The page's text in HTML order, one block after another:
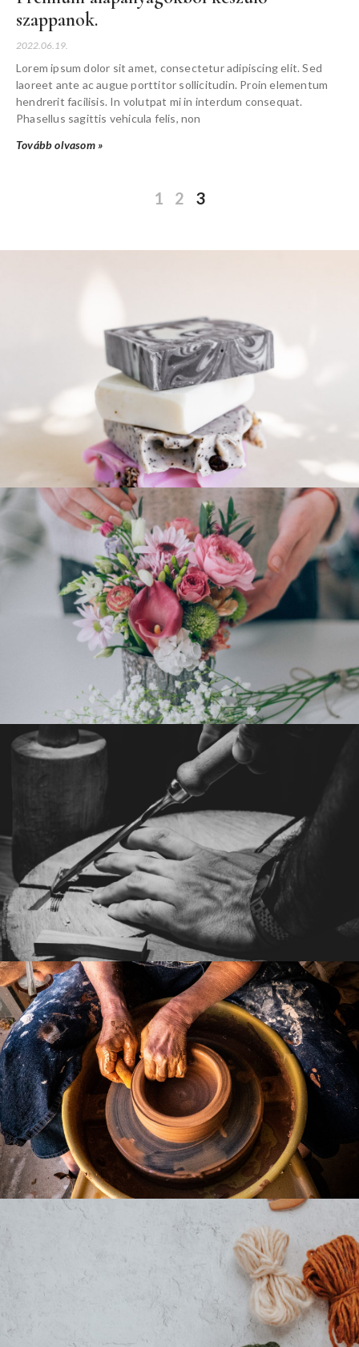
szappanok.
2022.06.19.
Lorem ipsum dolor sit amet, consectetur adipiscing elit. Sed
laoreet ante ac augue porttitor sollicitudin. Proin elementum
hendrerit facilisis. In volutpat mi in interdum consequat.
Phasellus sagittis vehicula felis, non
Tovább olvasom »
1 2 3